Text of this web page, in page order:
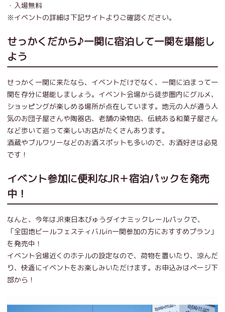
・入場無料
※イベントの詳細は下記サイトよりご確認ください。
せっかくだから♪一関に宿泊して一関を堪能し
よう
せっかく一関に来たなら、イベントだけでなく、一関に泊まって一
関を存分に堪能しましょう。イベント会場から徒歩圏内にグルメ、
ショッピングが楽しめる場所が点在しています。地元の人が通う人
気のお団子屋さんや陶器店、老舗の染物店、伝統ある和菓子屋さん
など歩いて巡って楽しいお店がたくさんあります。
酒蔵やブルワリーなどのお酒スポットも多いので、お酒好きは必見
です！
イベント参加に便利なJR＋宿泊パックを発売
中！
なんと、今年はJR東日本びゅうダイナミックレールパックで、
「全国地ビールフェスティバルin一関参加の方におすすめプラン」
を発売中！
イベント会場近くのホテルの設定なので、荷物を置いたり、涼んだ
り、快適にイベントをお楽しみいただけます。お申込みはページ下
部から！